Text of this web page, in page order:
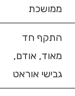
ממושכת
התקף חד
מאוד, אודם,
גבישי אוראט